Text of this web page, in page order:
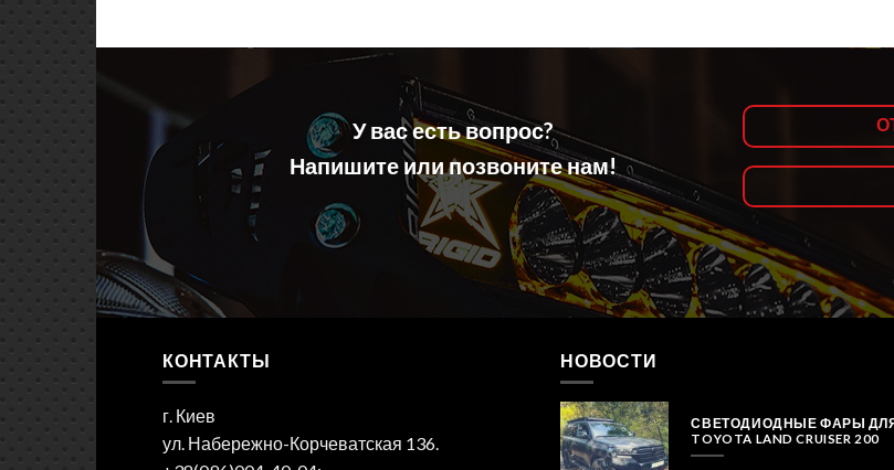
У вас есть вопрос?
Напишите или позвоните нам!
КОНТАКТЫ
г. Киев
ул. Набережно-Корчеватская 136.
НОВОСТИ
СВЕТОДИОДНЫЕ ФАРЫ
TOYOTA LAND CRUISER 200